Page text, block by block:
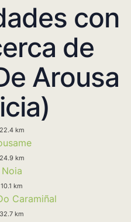
con
de
Arousa
22.4 km
24.9 km
Noia
10.1 km
Caramiñal
32.7 km